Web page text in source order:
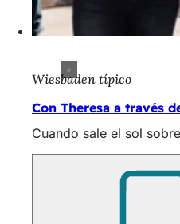
Wiesbaden típico
Con Theresa a través
Cuando sale el sol